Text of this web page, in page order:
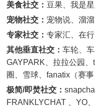
美食社交： 豆果、我是
宠物社交： 宠物说、溜
专家社交： 专家汇、在行
其他垂直社交： 车轮、
GAYPARK、拉拉公园
圈、雪球、fanatix（赛
极简/即焚社交：
FRANKLYCHAT 、YO